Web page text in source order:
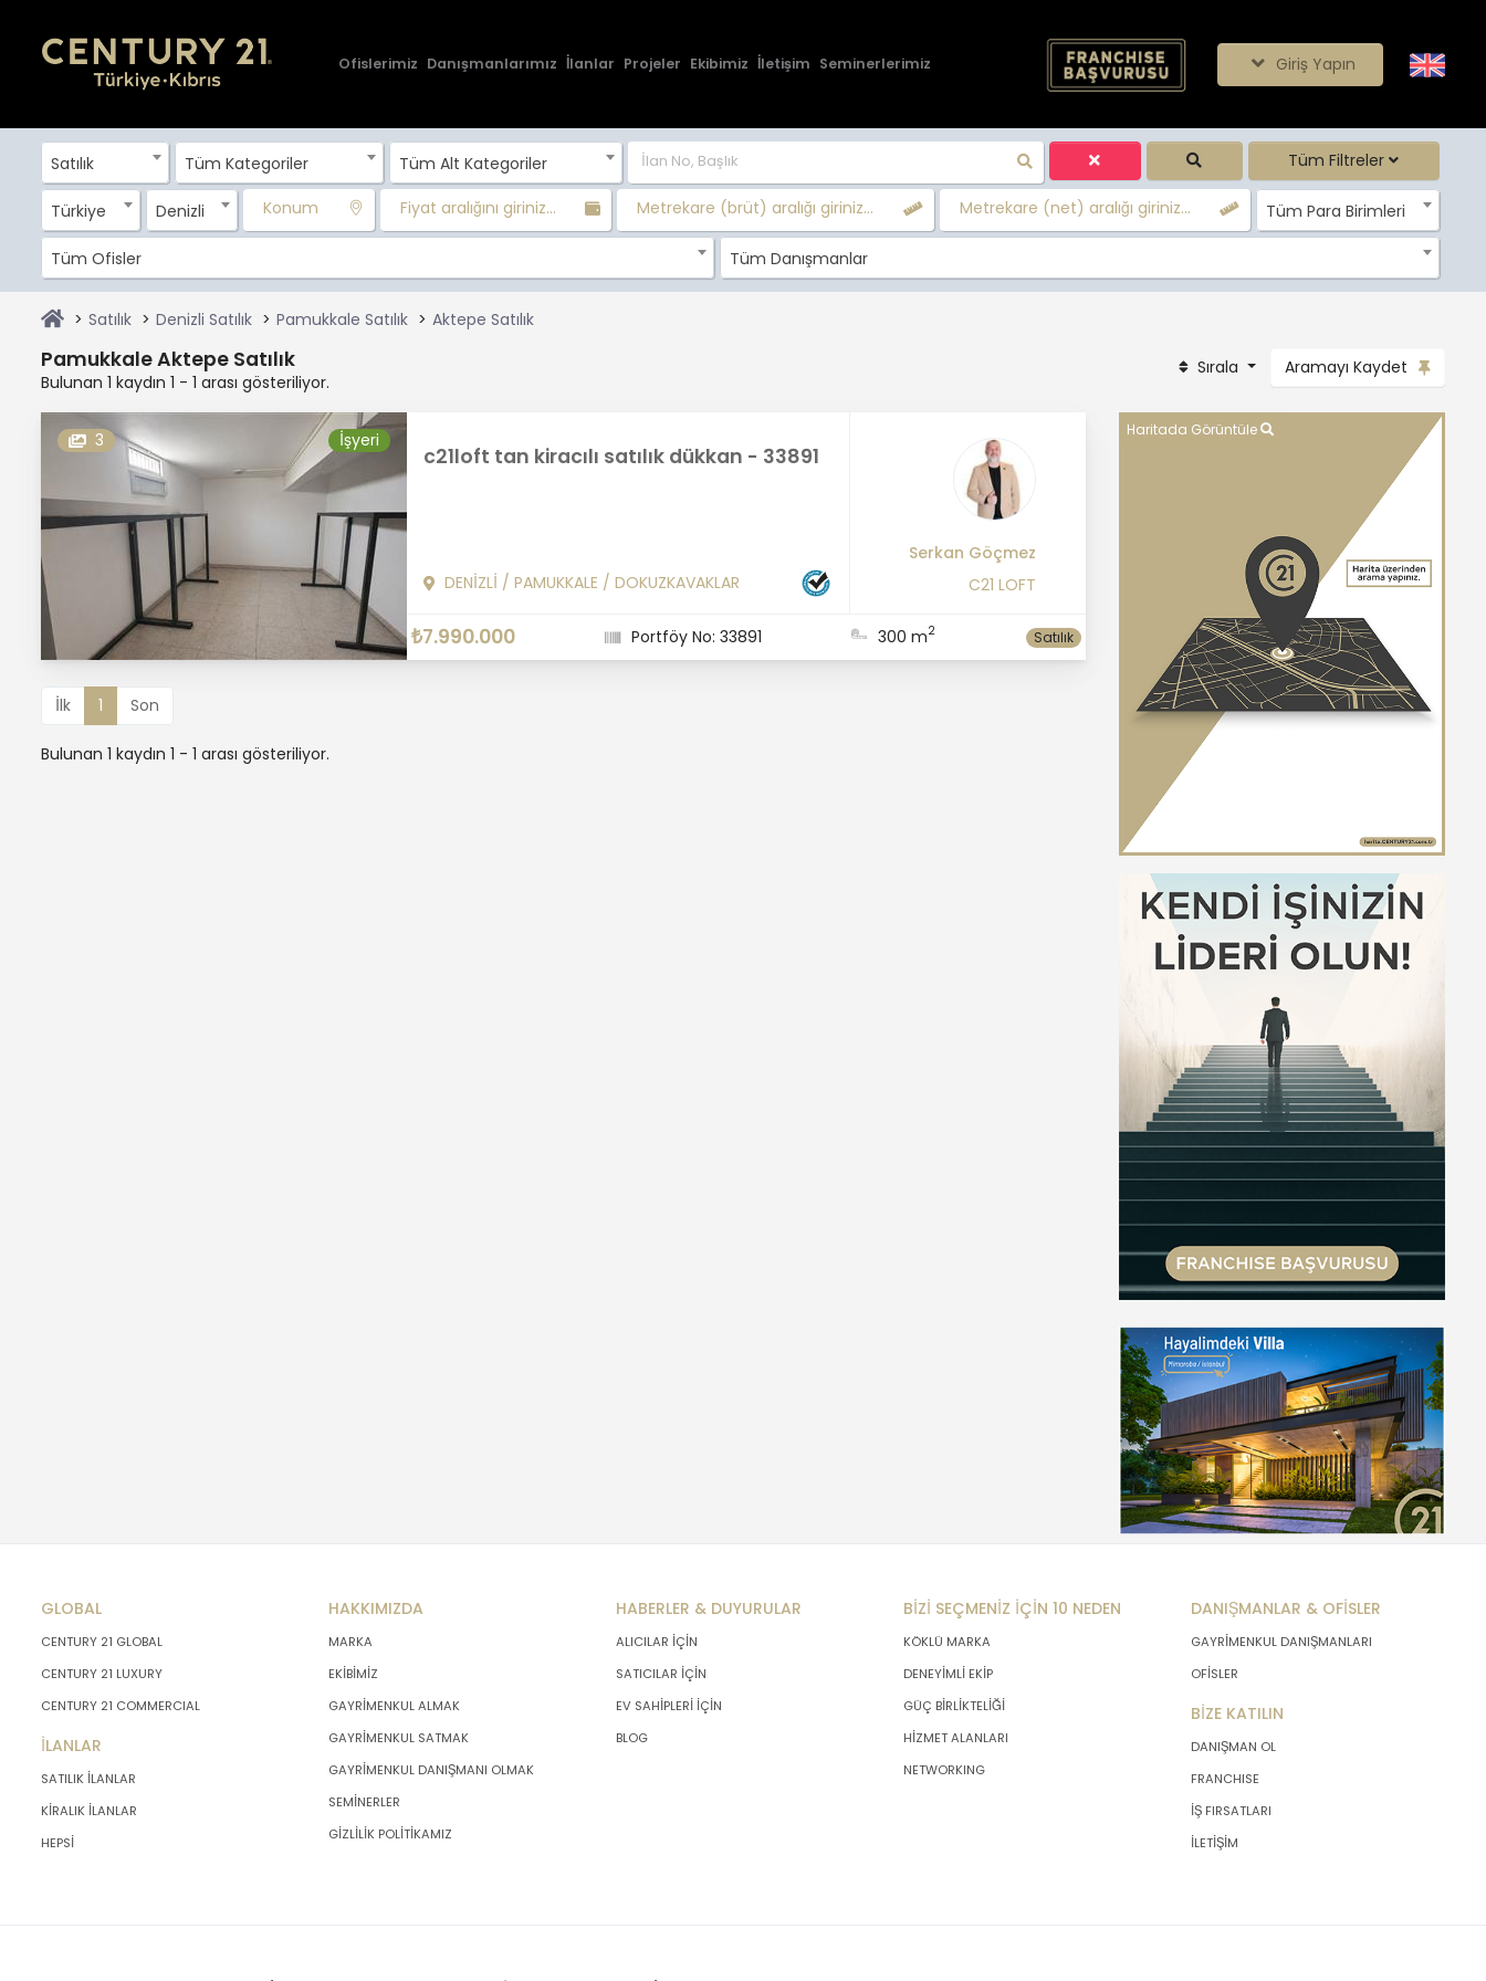
Ofislerimiz Danışmanlarımız İlanlar Projeler Ekibimiz İletişim Seminerlerimiz Giriş Yapın
Satılık Tüm Kategoriler Tüm Alt Kategoriler Tüm Filtreler
Türkiye Denizli Konum Fiyat aralığını giriniz... Metrekare (brüt) aralığı giriniz... Metrekare (net) aralığı giriniz... Tüm Para Birimleri
Tüm Ofisler Tüm Danışmanlar
Satılık Denizli Satılık Pamukkale Satılık Aktepe Satılık
Pamukkale Aktepe Satılık
Bulunan 1 kaydın 1 - 1 arası gösteriliyor.
Sırala Aramayı Kaydet
3 İşyeri
c21loft tan kiracılı satılık dükkan - 33891
DENİZLİ / PAMUKKALE / DOKUZKAVAKLAR
Serkan Göçmez
C21 LOFT
₺7.990.000 Portföy No: 33891 300 m2 Satılık
İlk 1 Son
Bulunan 1 kaydın 1 - 1 arası gösteriliyor.
Haritada Görüntüle
GLOBAL
CENTURY 21 GLOBAL
CENTURY 21 LUXURY
CENTURY 21 COMMERCIAL
İLANLAR
SATILIK İLANLAR
KİRALIK İLANLAR
HEPSİ
HAKKIMIZDA
MARKA
EKİBİMİZ
GAYRİMENKUL ALMAK
GAYRİMENKUL SATMAK
GAYRİMENKUL DANIŞMANI OLMAK
SEMİNERLER
GİZLİLİK POLİTİKAMIZ
HABERLER & DUYURULAR
ALICILAR İÇİN
SATICILAR İÇİN
EV SAHİPLERİ İÇİN
BLOG
BİZİ SEÇMENİZ İÇİN 10 NEDEN
KÖKLÜ MARKA
DENEYİMLİ EKİP
GÜÇ BİRLİKTELİĞİ
HİZMET ALANLARI
NETWORKING
DANIŞMANLAR & OFİSLER
GAYRİMENKUL DANIŞMANLARI
OFİSLER
BİZE KATILIN
DANIŞMAN OL
FRANCHISE
İŞ FIRSATLARI
İLETİŞİM